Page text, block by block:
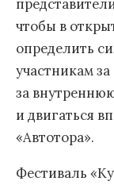
чтобы в
определить
участникам
за
и двигаться
«Автотора».
Фестиваль